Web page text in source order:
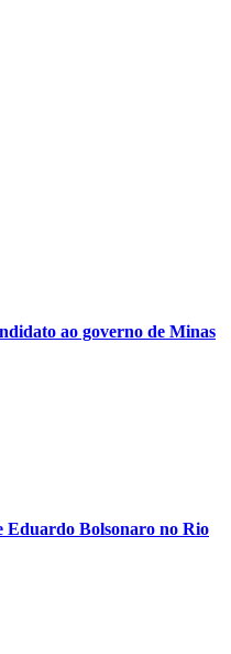
ao governo de Minas
Eduardo Bolsonaro no Rio